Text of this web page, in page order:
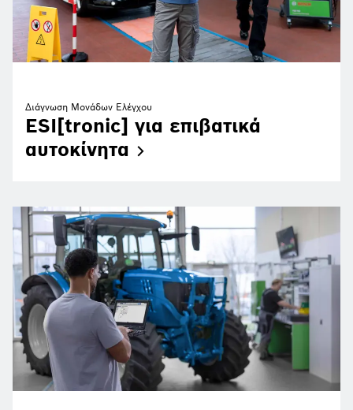
Διάγνωση Μονάδων Ελέγχου
ESI[tronic] για επιβατικά
αυτοκίνητα